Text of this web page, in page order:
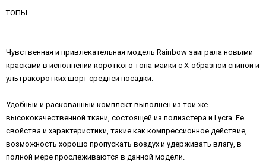
ТОПЫ
Чувственная и привлекательная модель Rainbow заиграла новыми
красками в исполнении короткого топа-майки с Х-образной спиной и
ультракоротких шорт средней посадки.
Удобный и раскованный комплект выполнен из той же
высококачественной ткани, состоящей из полиэстера и Lycra. Ее
свойства и характеристики, такие как компрессионное действие,
возможность хорошо пропускать воздух и удерживать влагу, в
полной мере прослеживаются в данной модели.